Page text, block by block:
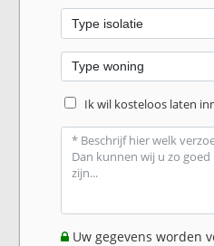
Ik wil kosteloos laten
Uw gegevens worden